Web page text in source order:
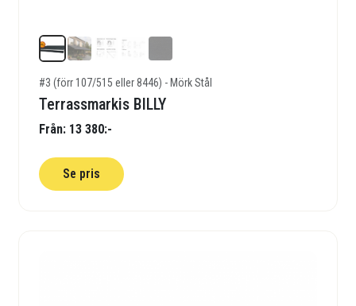
#3 (förr 107/515 eller 8446) - Mörk Stål
Terrassmarkis BILLY
Från: 13 380:-
Se pris